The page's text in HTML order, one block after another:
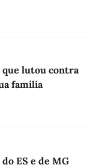
lutou contra
família
ES e de MG